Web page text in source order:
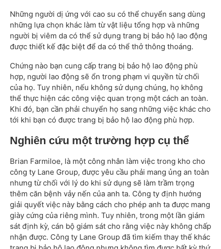
Những người dị ứng với cao su có thể chuyển sang dùng
những lựa chọn khác làm từ vật liệu tổng hợp và những
người bị viêm da có thể sử dụng trang bị bảo hộ lao động
được thiết kế đặc biệt để da có thể thở thông thoáng.
Chứng nào bạn cung cấp trang bị bảo hộ lao động phù
hợp, người lao động sẽ ổn trong phạm vi quyền từ chối
của họ. Tuy nhiên, nếu không sử dụng chúng, họ không
thể thực hiện các công việc quan trọng một cách an toàn.
Khi đó, bạn cần phải chuyển họ sang những việc khác cho
tới khi bạn có được trang bị bảo hộ lao động phù hợp.
Nghiên cứu một trường hợp cụ thể
Brian Farmiloe, là một công nhân làm việc trong kho cho
công ty Lane Group, được yêu cầu phải mang ủng an toàn
nhưng từ chối với lý do khi sử dụng sẽ làm trầm trọng
thêm căn bệnh vảy nến của anh ta. Công ty định hướng
giải quyết việc này bằng cách cho phép anh ta được mang
giày cứng của riêng mình. Tuy nhiên, trong một lần giám
sát định kỳ, cán bộ giám sát cho rằng việc này không chấp
nhận được. Công ty Lane Group đã tìm kiếm thay thế khác